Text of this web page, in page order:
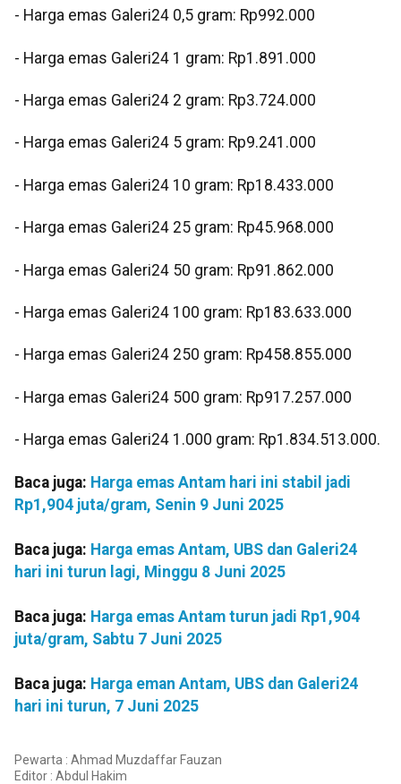
- Harga emas Galeri24 0,5 gram: Rp992.000
- Harga emas Galeri24 1 gram: Rp1.891.000
- Harga emas Galeri24 2 gram: Rp3.724.000
- Harga emas Galeri24 5 gram: Rp9.241.000
- Harga emas Galeri24 10 gram: Rp18.433.000
- Harga emas Galeri24 25 gram: Rp45.968.000
- Harga emas Galeri24 50 gram: Rp91.862.000
- Harga emas Galeri24 100 gram: Rp183.633.000
- Harga emas Galeri24 250 gram: Rp458.855.000
- Harga emas Galeri24 500 gram: Rp917.257.000
- Harga emas Galeri24 1.000 gram: Rp1.834.513.000.
Baca juga: Harga emas Antam hari ini stabil jadi
Rp1,904 juta/gram, Senin 9 Juni 2025
Baca juga: Harga emas Antam, UBS dan Galeri24
hari ini turun lagi, Minggu 8 Juni 2025
Baca juga: Harga emas Antam turun jadi Rp1,904
juta/gram, Sabtu 7 Juni 2025
Baca juga: Harga eman Antam, UBS dan Galeri24
hari ini turun, 7 Juni 2025
Pewarta : Ahmad Muzdaffar Fauzan
Editor : Abdul Hakim